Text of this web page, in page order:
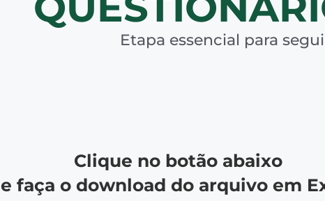
Etapa essencial para
Clique no botão abaixo
e faça o download do arquivo em